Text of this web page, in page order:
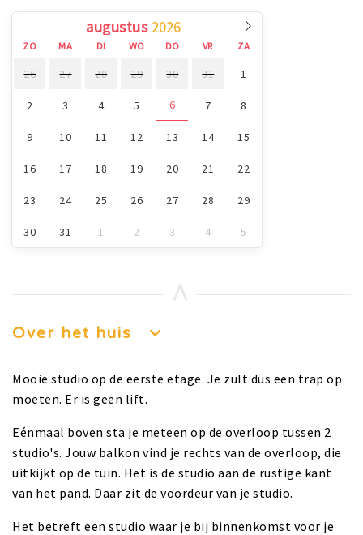
augustus
ZO MA DI WO DO VR ZA
26 27 28 29 30 31 1
2 3 4 5 6 7 8
9 10 11 12 13 14 15
16 17 18 19 20 21 22
23 24 25 26 27 28 29
30 31 1 2 3 4 5
Over het huis
Mooie studio op de eerste etage. Je zult dus een trap op
moeten. Er is geen lift.
Eénmaal boven sta je meteen op de overloop tussen 2
studio's. Jouw balkon vind je rechts van de overloop, die
uitkijkt op de tuin. Het is de studio aan de rustige kant
van het pand. Daar zit de voordeur van je studio.
Het betreft een studio waar je bij binnenkomst voor je